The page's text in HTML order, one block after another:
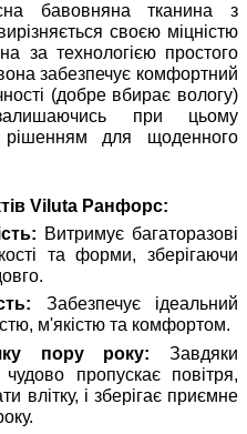
бавовняна тканина з
своєю міцністю
за технологією простого
забезпечує комфортний
(добре вбирає вологу)
при цьому
для щоденного
Viluta Ранфорс:
Витримує багаторазові
та форми, зберігаючи
Забезпечує ідеальний
м'якістю та комфортом.
пору року: Завдяки
пропускає повітря,
влітку, і зберігає приємне